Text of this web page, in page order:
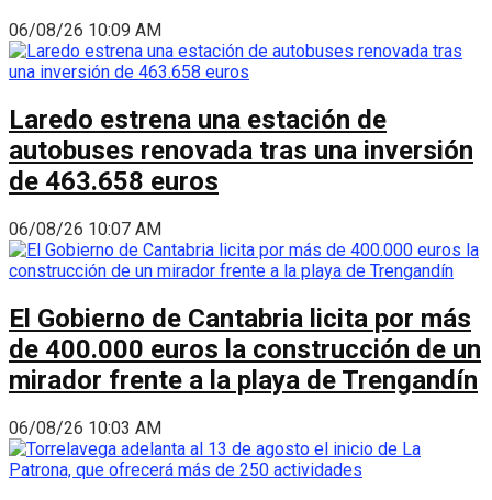
06/08/26 10:09 AM
Laredo estrena una estación de
autobuses renovada tras una inversión
de 463.658 euros
06/08/26 10:07 AM
El Gobierno de Cantabria licita por más
de 400.000 euros la construcción de un
mirador frente a la playa de Trengandín
06/08/26 10:03 AM